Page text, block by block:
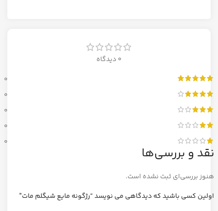
0 دیدگاه
0
0
0
0
0
نقد و بررسی‌ها
هنوز بررسی‌ای ثبت نشده است.
اولین کسی باشید که دیدگاهی می نویسد “رژگونه مایع شیگلم مات”